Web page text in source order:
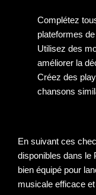
Complétez
plateformes
Utilisez des
améliorer la
Créez des
chansons
En suivant ces
disponibles dans le
bien équipé pour
musicale efficace